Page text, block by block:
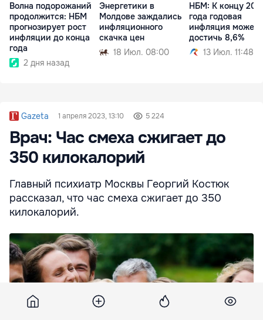
Волна подорожаний
продолжится: НБМ
прогнозирует рост
инфляции до конца
года
2 дня назад
Энергетики в
Молдове заждались
инфляционного
скачка цен
18 Июл. 08:00
НБМ: К концу
года годовая
инфляция может
достичь 8,6%
13 Июл. 11:48
Gazeta 1 апреля 2023, 13:10 5 224
Врач: Час смеха сжигает до
350 килокалорий
Главный психиатр Москвы Георгий Костюк
рассказал, что час смеха сжигает до 350
килокалорий.